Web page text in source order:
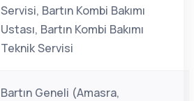
Servisi, Bartın Kombi Bakımı
Ustası, Bartın Kombi Bakımı
Teknik Servisi
Bartın Geneli (Amasra,